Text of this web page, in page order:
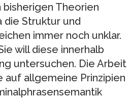
Theorien
die Struktur und
immer noch unklar.
will diese innerhalb
untersuchen. Die Arbeit
auf allgemeine Prinzipien